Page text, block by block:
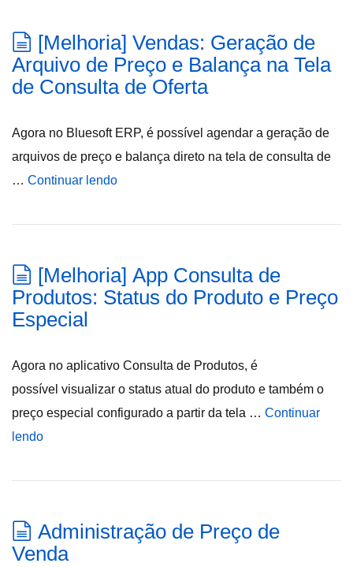
[Melhoria] Vendas: Geração de
Arquivo de Preço e Balança na Tela
de Consulta de Oferta
Agora no Bluesoft ERP, é possível agendar a geração de
arquivos de preço e balança direto na tela de consulta de
… Continuar lendo
[Melhoria] App Consulta de
Produtos: Status do Produto e Preço
Especial
Agora no aplicativo Consulta de Produtos, é
possível visualizar o status atual do produto e também o
preço especial configurado a partir da tela … Continuar
lendo
Administração de Preço de
Venda